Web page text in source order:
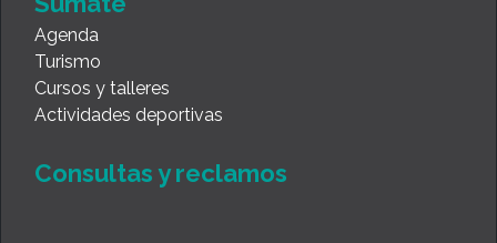
Agenda
Turismo
Cursos y talleres
Actividades deportivas
Consultas y reclamos